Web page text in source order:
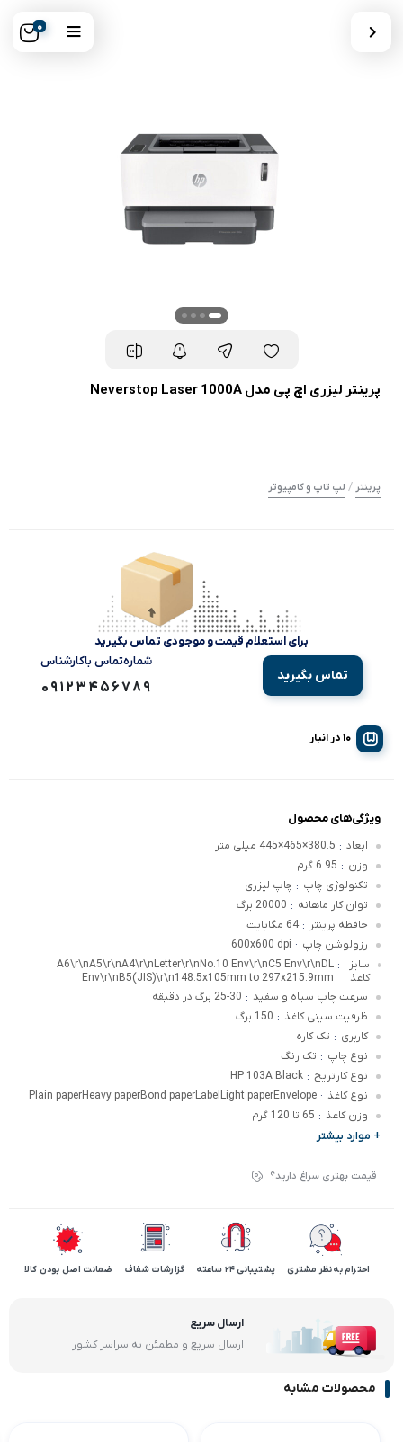
0
پرینتر لیزری اچ پی مدل Neverstop Laser 1000A
پرینتر / لپ تاپ و کامپیوتر
برای استعلام قیمت و موجودی تماس بگیرید
تماس بگیرید
شماره‌تماس‌ با‌کارشناس
09123456789
10 در انبار
ویژگی‌های محصول
ابعاد : 380.5×465×445 میلی متر
وزن : 6.95 گرم
تکنولوژی چاپ : چاپ لیزری
توان کار ماهانه : 20000 برگ
حافظه پرینتر : 64 مگابایت
رزولوشن چاپ :
600x600 dpi
سایز
کاغذ
:
A6\r\nA5\r\nA4\r\nLetter\r\nNo.10 Env\r\nC5 Env\r\nDL
Env\r\nB5(JIS)\r\n148.5x105mm to 297x215.9mm
سرعت چاپ سیاه و سفید : 25-30 برگ در دقیقه
ظرفیت سینی کاغذ : 150 برگ
کاربری : تک کاره
نوع چاپ : تک رنگ
نوع کارتریج :
HP 103A Black
نوع کاغذ :
Plain paperHeavy paperBond paperLabelLight paperEnvelope
وزن کاغذ : 65 تا 120 گرم
+ موارد بیشتر
قیمت بهتری سراغ دارید؟
احترام به نظر مشتری پشتیبانی 24 ساعته گزارشات شفاف ضمانت اصل بودن کالا
ارسال سریع
ارسال سریع و مطمئن به سراسر کشور
محصولات مشابه